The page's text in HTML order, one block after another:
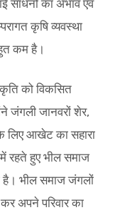
साधनों का अभाव एवं
कृषि व्यवस्था
कम है।
को विकसित
जंगली जानवरों शेर,
लिए आखेट का सहारा
में रहते हुए भील समाज
है। भील समाज जंगलों
अपने परिवार का